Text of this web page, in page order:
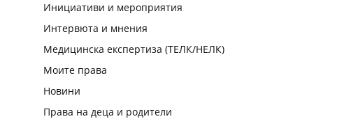
Инициативи и мероприятия
Интервюта и мнения
Медицинска експертиза (ТЕЛК/НЕЛК)
Моите права
Новини
Права на деца и родители